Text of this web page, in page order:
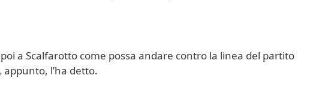
a Scalfarotto come possa andare contro la linea del partito
appunto, l’ha detto.